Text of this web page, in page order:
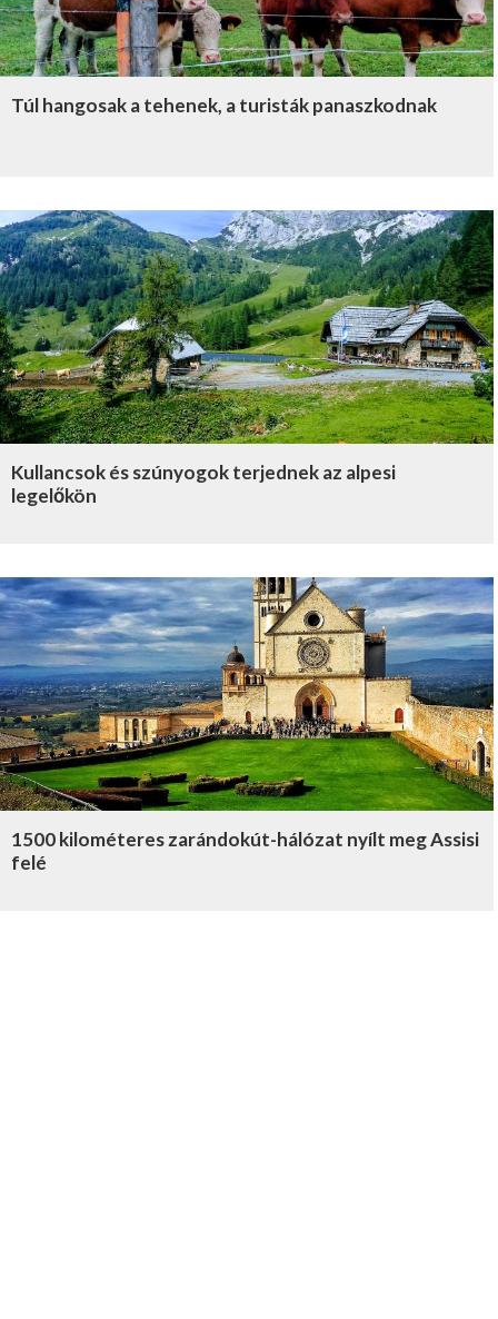
Túl hangosak a tehenek, a turisták panaszkodnak
Kullancsok és szúnyogok terjednek az alpesi
legelőkön
1500 kilométeres zarándokút-hálózat nyílt meg Assisi
felé